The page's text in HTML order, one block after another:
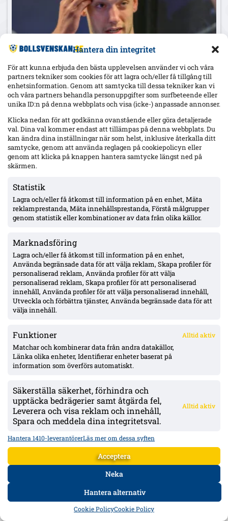
Hantera din integritet
För att kunna erbjuda den bästa upplevelsen använder vi och våra
partners tekniker som cookies för att lagra och/eller få tillgång till
enhetsinformation. Genom att samtycka till dessa tekniker kan vi
och våra partners behandla personuppgifter som surfbeteende eller
unika ID:n på denna webbplats och visa (icke-) anpassade annonser.
Klicka nedan för att godkänna ovanstående eller göra detaljerade
val. Dina val kommer endast att tillämpas på denna webbplats. Du
kan ändra dina inställningar när som helst, inklusive återkalla ditt
samtycke, genom att använda reglagen på cookiepolicyn eller
genom att klicka på knappen hantera samtycke längst ned på
skärmen.
Statistik
Lagra och/eller få åtkomst till information på en enhet, Mäta
reklamprestanda, Mäta innehållsprestanda, Förstå målgrupper
genom statistik eller kombinationer av data från olika källor.
Marknadsföring
Lagra och/eller få åtkomst till information på en enhet,
Använda begränsade data för att välja reklam, Skapa profiler för
personaliserad reklam, Använda profiler för att välja
personaliserad reklam, Skapa profiler för att personaliserad
innehåll, Använda profiler för att välja personaliserad innehåll,
Utveckla och förbättra tjänster, Använda begränsade data för att
välja innehåll.
Funktioner Alltid aktiv
Matchar och kombinerar data från andra datakällor,
Länka olika enheter, Identifierar enheter baserat på
information som överförs automatiskt.
Säkerställa säkerhet, förhindra och
upptäcka bedrägerier samt åtgärda fel,
Leverera och visa reklam och innehåll,
Spara och meddela dina integritetsval.
Alltid aktiv
Hantera 1410-leverantörerLäs mer om dessa syften
Acceptera
Neka
Hantera alternativ
Cookie PolicyCookie Policy
MFF säljer Colin Rösler till AGF Århus: tre år uppges – saknades mot BP när
Helstrup bekräftade flytt
Malmö FF bekräftar att Colin Rösler lämnar för AGF Århus. Expressen
Samtidigt bekräftar Sead Haksabanovic utländskt intresse – inget
konkret ännu.
MFF lutar mot Djurić från start mot BP – Malte Frejd Pålsson avstängd;
Skogmar väntas spela, Kamanzi en vecka bort
Gaute Helstrup ser Andrej Djurić som förstaval i mittlåset inför BP borta
på söndag. Bleon Kurtulus och Colin Rösler konkurrerar om platsen
bredvid – flera skadebesked i truppen.
Yaya Touré hyllar Strandvallen och Mjällby – retur i Bratislava nästa vecka
fotbollsarena” och berömmer Mjällbys fysik och kompetens efter CL-
kvalmötet. Returen spelas nästa vecka på Tehelné pole (22 500).
DATA FORUM